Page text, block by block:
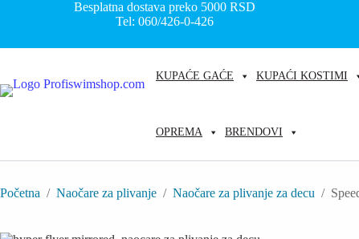
Besplatna dostava preko 5000RSD
Tel: 060/426-0-426
KUPAĆE GAĆE KUPAĆI KOSTIMI
OPREMA BRENDOVI
Početna / Naočare za plivanje / Naočare za plivanje za decu /